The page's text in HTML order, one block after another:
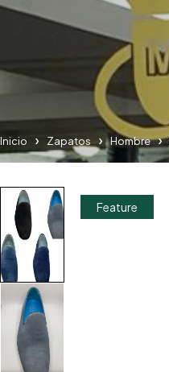
Inicio Zapatos Hombre
Feature